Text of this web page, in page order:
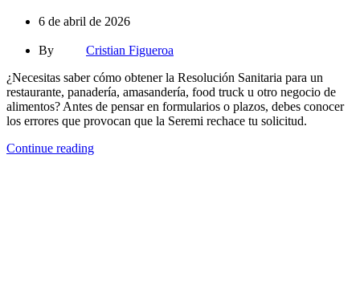
6 de abril de 2026
By
Cristian Figueroa
¿Necesitas saber cómo obtener la Resolución Sanitaria para un
restaurante, panadería, amasandería, food truck u otro negocio de
alimentos? Antes de pensar en formularios o plazos, debes conocer
los errores que provocan que la Seremi rechace tu solicitud.
Continue reading
¿Cómo calificarías tu experiencia?
Seleccione